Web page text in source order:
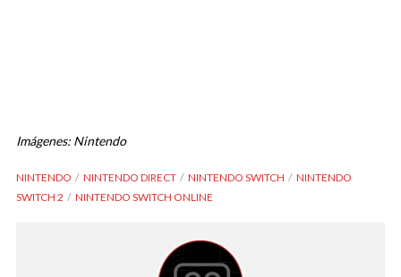
Imágenes: Nintendo
NINTENDO NINTENDO DIRECT NINTENDO SWITCH
NINTENDO
SWITCH 2
NINTENDO SWITCH ONLINE